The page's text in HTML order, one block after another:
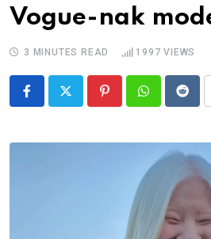
Vogue-nak
3 MINUTES READ 1997 VIEWS
PinterestWhatsapp